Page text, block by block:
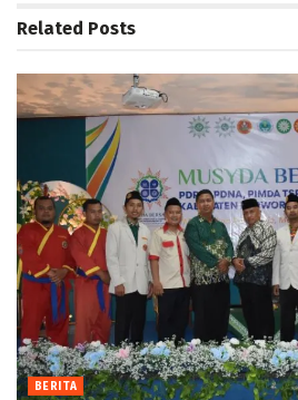
Related Posts
BERITA